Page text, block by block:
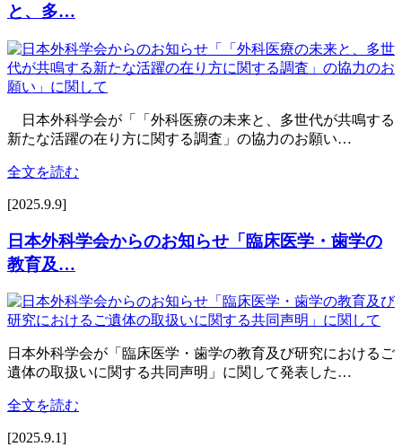
と、多…
日本外科学会が「「外科医療の未来と、多世代が共鳴する
新たな活躍の在り方に関する調査」の協力のお願い…
全文を読む
[2025.9.9]
日本外科学会からのお知らせ「臨床医学・歯学の
教育及…
日本外科学会が「臨床医学・歯学の教育及び研究におけるご
遺体の取扱いに関する共同声明」に関して発表した…
全文を読む
[2025.9.1]